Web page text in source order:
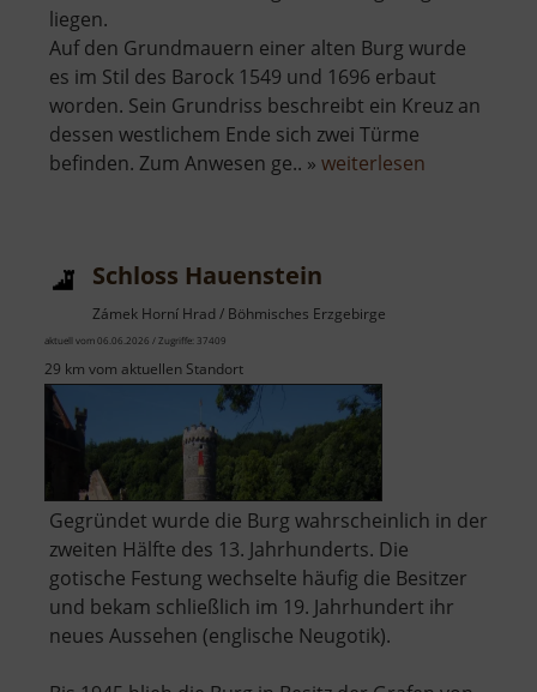
liegen.
Auf den Grundmauern einer alten Burg wurde
es im Stil des Barock 1549 und 1696 erbaut
worden. Sein Grundriss beschreibt ein Kreuz an
dessen westlichem Ende sich zwei Türme
befinden. Zum Anwesen ge.. » weiterlesen
Schloss Hauenstein
Zámek Horní Hrad / Böhmisches Erzgebirge
aktuell vom 06.06.2026 / Zugriffe: 37409
29 km vom aktuellen Standort
Gegründet wurde die Burg wahrscheinlich in der
zweiten Hälfte des 13. Jahrhunderts. Die
gotische Festung wechselte häufig die Besitzer
und bekam schließlich im 19. Jahrhundert ihr
neues Aussehen (englische Neugotik).